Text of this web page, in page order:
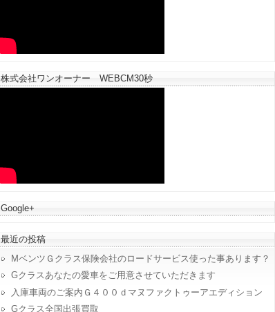
株式会社ワンオーナー WEBCM30秒
Google+
最近の投稿
MベンツＧクラス保険会社のロードサービス使った事あります？
Gクラスあなたの愛車をご用意させていただきます
入庫車両のご案内Ｇ４００ｄマヌファクトゥーアエディション
Gクラス全国出張買取